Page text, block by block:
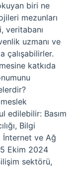
biri ne
mezunları
veritabanı
uzmanı ve
çalışabilirler.
katkıda
edilebilir: Basım
Bilgi
İnternet ve Ağ
Ekim 2024
sektörü,